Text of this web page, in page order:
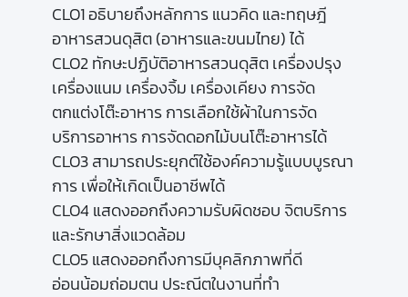
CLO1 อธิบายถึงหลักการ แนวคิด และทฤษฎี
อาหารสวนดุสิต (อาหารและขนมไทย) ได้
CLO2 ทักษะปฏิบัติอาหารสวนดุสิต เครื่องปรุง
เครื่องแนม เครื่องจิ้ม เครื่องเคียง การจัด
ตกแต่งโต๊ะอาหาร การเลือกใช้ผ้าในการจัด
บริการอาหาร การจัดดอกไม้บนโต๊ะอาหารได้
CLO3 สามารถประยุกต์ใช้องค์ความรู้แบบบูรณา
การ เพื่อให้เกิดเป็นอาชีพได้
CLO4 แสดงออกถึงความรับผิดชอบ จิตบริการ
และรักษาสิ่งแวดล้อม
CLO5 แสดงออกถึงการมีบุคลิกภาพที่ดี
อ่อนน้อมถ่อมตน ประณีตในงานที่ทำ